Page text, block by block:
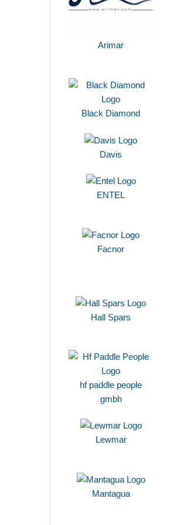
Arimar
Black Diamond
Davis
ENTEL
Facnor
Hall Spars
hf paddle people
gmbh
Lewmar
Mantagua